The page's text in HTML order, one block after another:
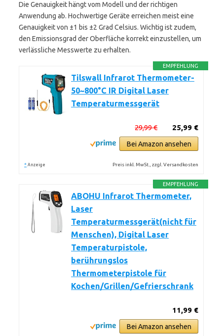
Die Genauigkeit hängt vom Modell und der richtigen
Anwendung ab. Hochwertige Geräte erreichen meist eine
Genauigkeit von ±1 bis ±2 Grad Celsius. Wichtig ist zudem,
den Emissionsgrad der Oberfläche korrekt einzustellen, um
verlässliche Messwerte zu erhalten.
EMPFEHLUNG
Tilswall Infrarot Thermometer-
50~800°C IR Digital Laser
Temperaturmessgerät
25,99 €
29,99 €
Bei Amazon ansehen
* Anzeige Preis inkl. MwSt., zzgl. Versandkosten
EMPFEHLUNG
ABOHU Infrarot Thermometer,
Laser
Temperaturmessgerät(nicht für
Menschen), Digital Laser
Temperaturpistole,
berührungslos
Thermometerpistole für
Kochen/Grillen/Gefrierschrank
11,99 €
Bei Amazon ansehen